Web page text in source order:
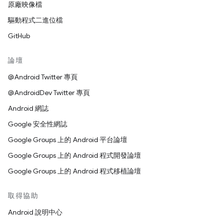
原廠映像檔
驅動程式二進位檔
GitHub
論壇
@Android Twitter 專頁
@AndroidDev Twitter 專頁
Android 網誌
Google 安全性網誌
Google Groups 上的 Android 平台論壇
Google Groups 上的 Android 程式開發論壇
Google Groups 上的 Android 程式移植論壇
取得協助
Android 說明中心